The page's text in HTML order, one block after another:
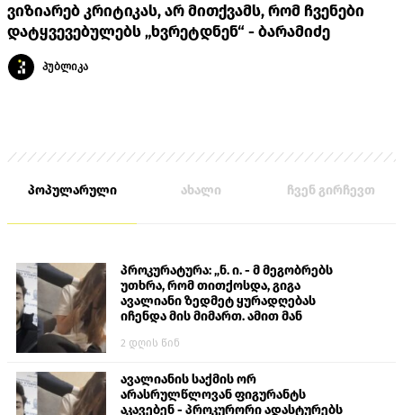
ვიზიარებ კრიტიკას, არ მითქვამს, რომ ჩვენები
დატყვევებულებს „ხვრეტდნენ“ - ბარამიძე
პუბლიკა
პოპულარული ახალი ჩვენ გირჩევთ
პროკურატურა: „ნ. ი. - მ მეგობრებს
უთხრა, რომ თითქოსდა, გიგა
ავალიანი ზედმეტ ყურადღებას
იჩენდა მის მიმართ. ამით მან
თავს დასხმოდა გიგა ავალიანს“
2 დღის წინ
ავალიანის საქმის ორ
არასრულწლოვან ფიგურანტს
აკავებენ - პროკურორი ადასტურებს